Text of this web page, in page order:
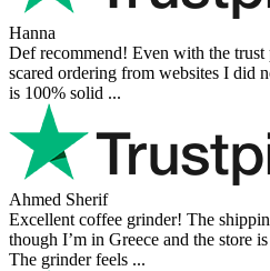
Hanna
Def recommend! Even with the
scared ordering from websites I did
is 100% solid ...
Ahmed Sherif
Excellent coffee grinder! The
though I’m in Greece and the store
The grinder feels ...